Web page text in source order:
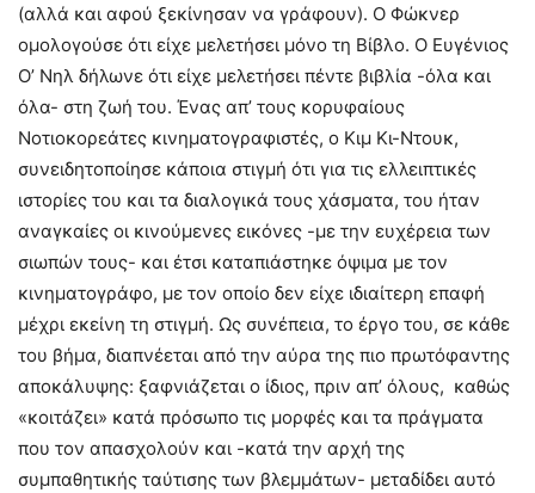
(αλλά και αφού ξεκίνησαν να γράφουν). Ο Φώκνερ
ομολογούσε ότι είχε μελετήσει μόνο τη Βίβλο. Ο Ευγένιος
Ο’ Νηλ δήλωνε ότι είχε μελετήσει πέντε βιβλία -όλα και
όλα- στη ζωή του. Ένας απ’ τους κορυφαίους
Νοτιοκορεάτες κινηματογραφιστές, ο Κιμ Κι-Ντουκ,
συνειδητοποίησε κάποια στιγμή ότι για τις ελλειπτικές
ιστορίες του και τα διαλογικά τους χάσματα, του ήταν
αναγκαίες οι κινούμενες εικόνες -με την ευχέρεια των
σιωπών τους- και έτσι καταπιάστηκε όψιμα με τον
κινηματογράφο, με τον οποίο δεν είχε ιδιαίτερη επαφή
μέχρι εκείνη τη στιγμή. Ως συνέπεια, το έργο του, σε κάθε
του βήμα, διαπνέεται από την αύρα της πιο πρωτόφαντης
αποκάλυψης: ξαφνιάζεται ο ίδιος, πριν απ’ όλους, καθώς
«κοιτάζει» κατά πρόσωπο τις μορφές και τα πράγματα
που τον απασχολούν και -κατά την αρχή της
συμπαθητικής ταύτισης των βλεμμάτων- μεταδίδει αυτό